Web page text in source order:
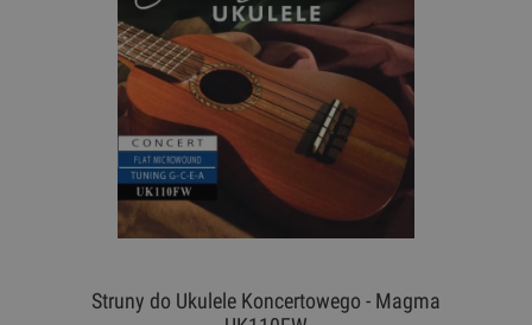
Struny do Ukulele Koncertowego - Magma